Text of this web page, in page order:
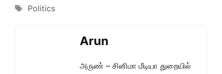
Tags
Politics
Arun
அருண் – சினிமா மீடியா துறையில்